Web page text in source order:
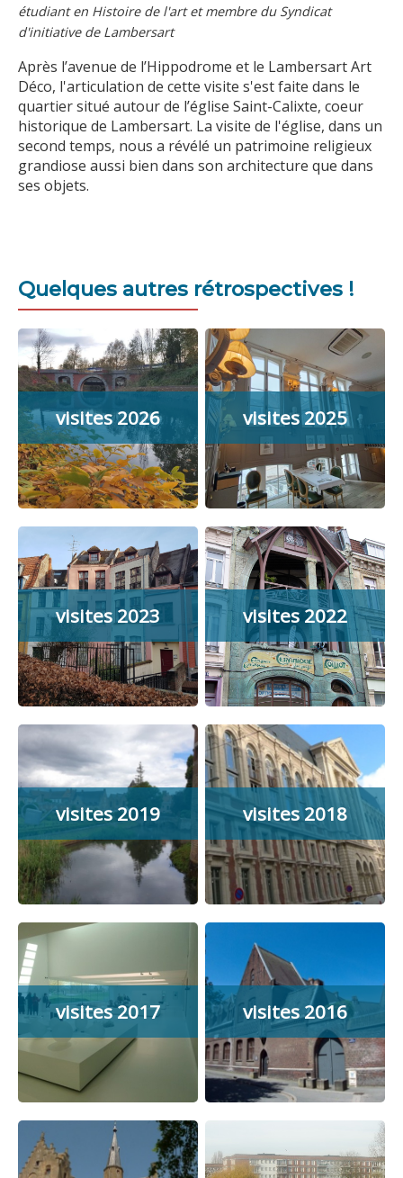
étudiant en Histoire de l'art et membre du Syndicat
d'initiative de Lambersart
Après l’avenue de l’Hippodrome et le Lambersart Art
Déco, l'articulation de cette visite s'est faite dans le
quartier situé autour de l’église Saint-Calixte, coeur
historique de Lambersart. La visite de l'église, dans un
second temps, nous a révélé un patrimoine religieux
grandiose aussi bien dans son architecture que dans
ses objets.
Quelques autres rétrospectives !
visites 2026 visites 2025
visites 2023 visites 2022
visites 2019 visites 2018
visites 2017 visites 2016